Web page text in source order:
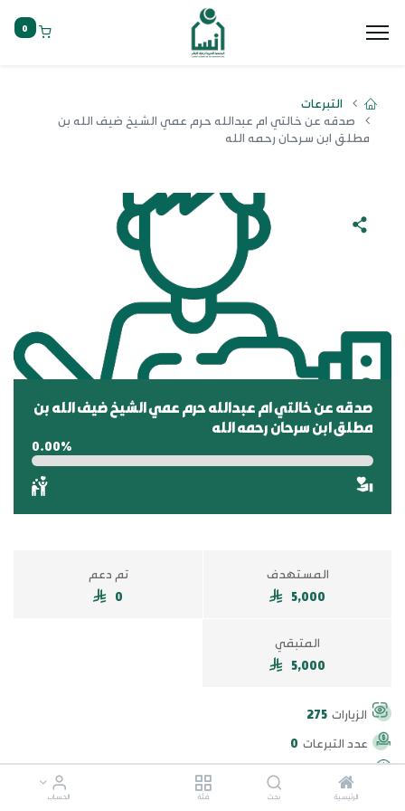
الرئيسية بحث فئة الحساب
0
التبرعات
صدقه عن خالتي ام عبدالله حرم عمي الشيخ ضيف الله بن
مطلق ابن سرحان رحمه الله
صدقه عن خالتي ام عبدالله حرم عمي الشيخ ضيف الله بن
مطلق ابن سرحان رحمه الله
0.00%
المستهدف
5,000
تم دعم
0
المتبقي
5,000
الزيارات 275
عدد التبرعات 0